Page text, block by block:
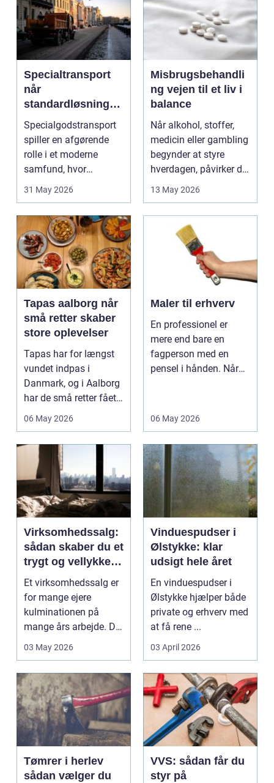
Specialtransport
når
standardløsninger
ikke rækker
Specialgodstransport
spiller en afgørende
rolle i et moderne
samfund, hvor
31 May 2026
Misbrugsbehandli
ng vejen til et liv i
balance
Når alkohol, stoffer,
medicin eller gambling
begynder at styre
hverdagen, påvirker det
13 May 2026
Tapas aalborg når
små retter skaber
store oplevelser
Tapas har for længst
vundet indpas i
Danmark, og i Aalborg
har de små retter fået
06 May 2026
Maler til erhverv
En professionel er
mere end bare en
fagperson med en
pensel i hånden. Når
06 May 2026
Virksomhedssalg:
sådan skaber du et
trygt og vellykket
salg
Et virksomhedssalg er
for mange ejere
kulminationen på
mange års arbejde. Det
03 May 2026
Vinduespudser i
Ølstykke: klar
udsigt hele året
En vinduespudser i
Ølstykke hjælper både
private og erhverv med
at få rene ...
03 April 2026
Tømrer i herlev
sådan vælger du
VVS: sådan får du
styr på